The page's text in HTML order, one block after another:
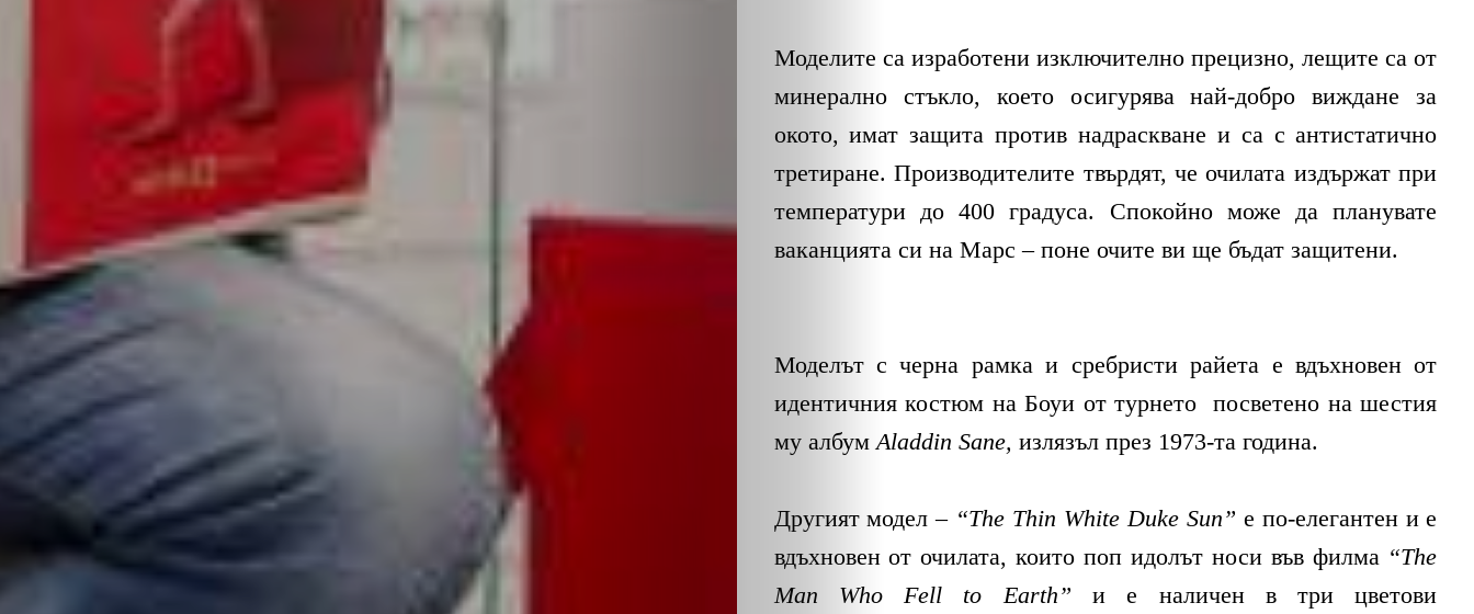
ЕКО
и
БИО
КАНТОРА
МЕТОДИ
ЗА
УСПЕХ
ОБЩЕСТВО
Моделите са изработени изключително прецизно, лещите са от
минерално стъкло, което осигурява най-добро виждане за
окото, имат защита против надраскване и са с антистатично
третиране. Производителите твърдят, че очилата издържат при
температури до 400 градуса. Спокойно може да планувате
ваканцията си на Марс – поне очите ви ще бъдат защитени.
Моделът с черна рамка и сребристи райета е вдъхновен от
идентичния костюм на Боуи от турнето посветено на шестия
му албумAladdin Sane, излязъл през 1973-та година.
Другият модел – “The Thin White Duke Sun” е по-елегантен и е
вдъхновен от очилата, които поп идолът носи във филма “The
Man Who Fell to Earth” и е наличен в три цветови